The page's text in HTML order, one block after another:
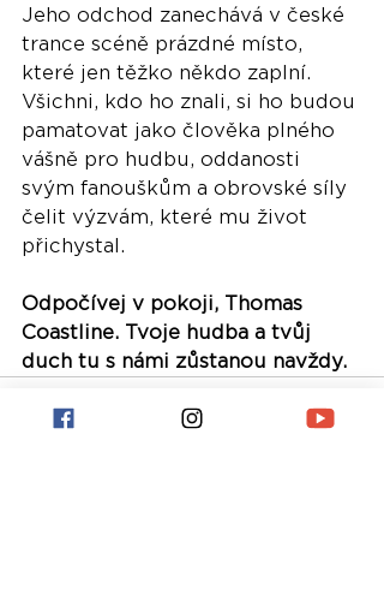
Jeho odchod zanechává v české
trance scéně prázdné místo,
které jen těžko někdo zaplní.
Všichni, kdo ho znali, si ho budou
pamatovat jako člověka plného
vášně pro hudbu, oddanosti
svým fanouškům a obrovské síly
čelit výzvám, které mu život
přichystal.
Odpočívej v pokoji, Thomas
Coastline. Tvoje hudba a tvůj
duch tu s námi zůstanou navždy.